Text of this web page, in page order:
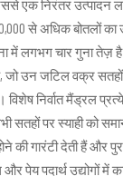
एक निरंतर उत्पादन
से अधिक बोतलों
में लगभग चार गुना तेज़
जो उन जटिल वक्र
विशेष निर्वात मैंड्रल
सतहों पर स्याही को
की गारंटी देती हैं
और पेय पदार्थ उद्योगों में